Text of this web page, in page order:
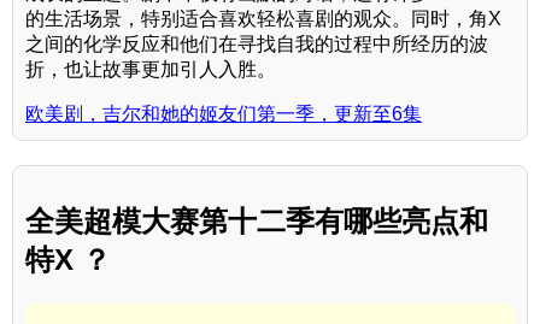
的生活场景，特别适合喜欢轻松喜剧的观众。同时，角X
之间的化学反应和他们在寻找自我的过程中所经历的波
折，也让故事更加引人入胜。
欧美剧，吉尔和她的姬友们第一季，更新至6集
全美超模大赛第十二季有哪些亮点和
特X ？